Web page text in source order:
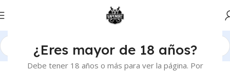
¿Eres mayor de 18 años?
Debe tener 18 años o más para ver la página. Por
Inicio Vaporizadores Descartables